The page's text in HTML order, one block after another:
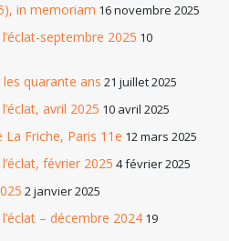
in memoriam 16 novembre 2025
septembre 2025 10
quarante ans 21 juillet 2025
avril 2025 10 avril 2025
Friche, Paris 11e 12 mars 2025
février 2025 4 février 2025
2 janvier 2025
– décembre 2024 19